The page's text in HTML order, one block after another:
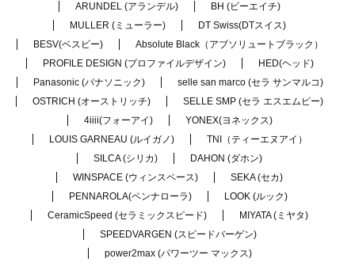
ARUNDEL (アランデル)
BH (ビーエイチ)
MULLER (ミューラー)
DT Swiss(DTスイス)
BESV(ベスビー)
Absolute Black（アブソリュートブラック）
PROFILE DESIGN (プロファイルデザイン)
HED(ヘッド)
Panasonic (パナソニック)
selle san marco (セラ サンマルコ)
OSTRICH (オーストリッチ)
SELLE SMP (セラ エスエムピー)
4iiii(フォーアイ)
YONEX(ヨネックス)
LOUIS GARNEAU (ルイガノ)
TNI（ティーエヌアイ）
SILCA (シリカ)
DAHON (ダホン)
WINSPACE (ウィンスペース)
SEKA (セカ)
PENNAROLA(ペンナローラ)
LOOK (ルック)
CeramicSpeed (セラミックスピード)
MIYATA (ミヤタ)
SPEEDVARGEN (スピードバーゲン)
power2max (パワーツー マックス)